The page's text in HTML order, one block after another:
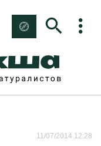
11/07/2014 12:28